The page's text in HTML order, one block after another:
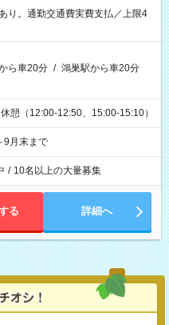
り。通勤交通費実費支払／上限4
ら車20分 / 鴻巣駅から車20分
憩（12:00-12:50、15:00-15:10）
9月末まで
/ 10名以上の大量募集
る 詳細へ